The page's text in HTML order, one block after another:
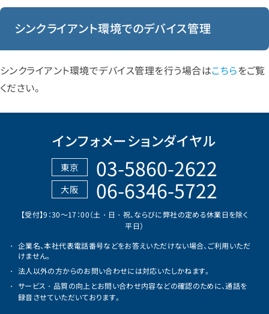
シンクライアント環境でのデバイス管理
シンクライアント環境でデバイス管理を行う場合はこちらをご覧
ください。
インフォメーションダイヤル
東京 03-5860-2622
大阪 06-6346-5722
【受付】9：30～17：00（土・日・祝、ならびに弊社の定める休業日を除く
平日）
企業名、本社代表電話番号などをお答えいただけない場合、ご利用いただ
けません。
法人以外の方からのお問い合わせには対応いたしかねます。
サービス・品質の向上とお問い合わせ内容などの確認のために、通話を
録音させていただいております。